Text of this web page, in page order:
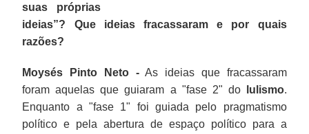
suas próprias
ideias”? Que ideias fracassaram e por quais
razões?
Moysés Pinto Neto -As ideias que fracassaram
foram aquelas que guiaram a "fase 2" dolulismo.
Enquanto a "fase 1" foi guiada pelo pragmatismo
político e pela abertura de espaço político para a